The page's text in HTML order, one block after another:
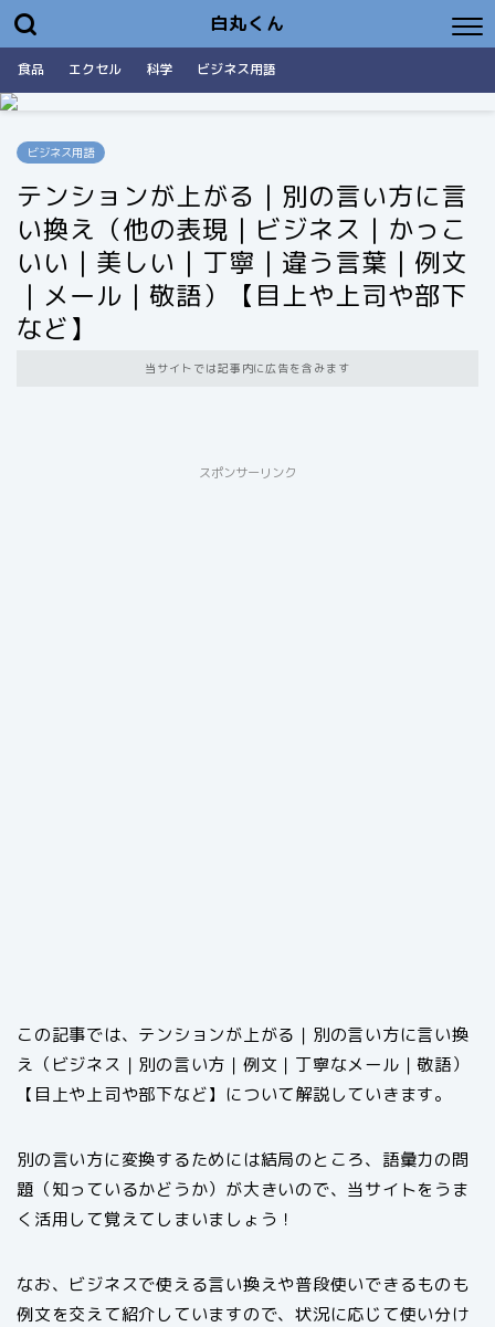
白丸くん
食品 エクセル 科学 ビジネス用語
ビジネス用語
テンションが上がる｜別の言い方に言
い換え（他の表現｜ビジネス｜かっこ
いい｜美しい｜丁寧｜違う言葉｜例文
｜メール｜敬語）【目上や上司や部下
など】
当サイトでは記事内に広告を含みます
スポンサーリンク
この記事では、テンションが上がる｜別の言い方に言い換
え（ビジネス｜別の言い方｜例文｜丁寧なメール｜敬語）
【目上や上司や部下など】について解説していきます。
別の言い方に変換するためには結局のところ、語彙力の問
題（知っているかどうか）が大きいので、当サイトをうま
く活用して覚えてしまいましょう！
なお、ビジネスで使える言い換えや普段使いできるものも
例文を交えて紹介していますので、状況に応じて使い分け